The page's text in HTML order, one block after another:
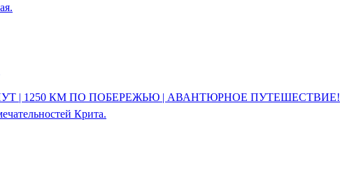
| 1250 КМ ПО ПОБЕРЕЖЬЮ | АВАНТЮРНОЕ ПУТЕШЕСТВИЕ!
Крита.